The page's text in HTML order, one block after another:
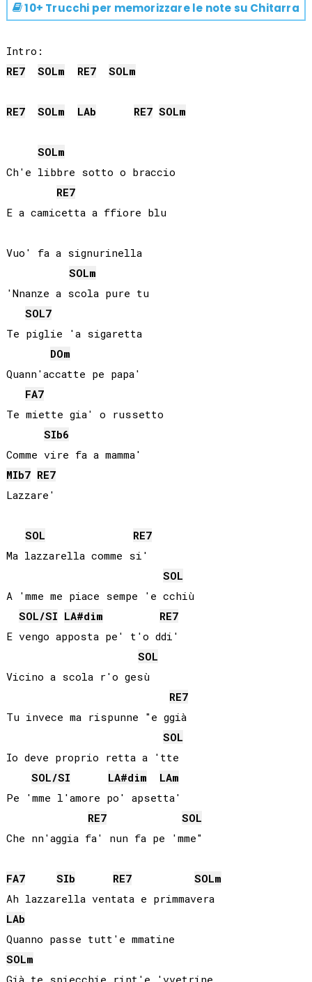
10+ Trucchi per memorizzare le note su Chitarra
RE7 SOLm RE7 SOLm
RE7 SOLm LAb RE7 SOLm
SOLm
Ch'e libbre sotto o braccio
RE7
E a camicetta a ffiore blu
Vuo' fa a signurinella
SOLm
'Nnanze a scola pure tu
SOL7
Te piglie 'a sigaretta
DOm
Quann'accatte pe papa'
FA7
Te miette gia' o russetto
SIb6
MIb7 RE7
SOL RE7
Ma lazzarella comme si'
SOL
A 'mme me piace sempe 'e cchiù
SOL/SI LA#dim RE7
E vengo apposta pe' t'o ddi'
SOL
Vicino a scola r'o gesù
RE7
Tu invece ma rispunne "e ggià
SOL
Io deve proprio retta a 'tte
SOL/SI LA#dim LAm
Pe 'mme l'amore po' apsetta'
RE7
SOL
FA7 SIb RE7 SOLm
Ah lazzarella ventata e primmavera
LAb
SOLm